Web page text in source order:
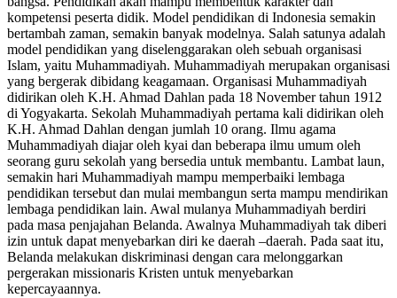
kompetensi peserta didik. Model pendidikan di Indonesia semakin
bertambah zaman, semakin banyak modelnya. Salah satunya adalah
model pendidikan yang diselenggarakan oleh sebuah organisasi
Islam, yaitu Muhammadiyah. Muhammadiyah merupakan organisasi
yang bergerak dibidang keagamaan. Organisasi Muhammadiyah
didirikan oleh K.H. Ahmad Dahlan pada 18 November tahun 1912
di Yogyakarta. Sekolah Muhammadiyah pertama kali didirikan oleh
K.H. Ahmad Dahlan dengan jumlah 10 orang. Ilmu agama
Muhammadiyah diajar oleh kyai dan beberapa ilmu umum oleh
seorang guru sekolah yang bersedia untuk membantu. Lambat laun,
semakin hari Muhammadiyah mampu memperbaiki lembaga
pendidikan tersebut dan mulai membangun serta mampu mendirikan
lembaga pendidikan lain. Awal mulanya Muhammadiyah berdiri
pada masa penjajahan Belanda. Awalnya Muhammadiyah tak diberi
izin untuk dapat menyebarkan diri ke daerah –daerah. Pada saat itu,
Belanda melakukan diskriminasi dengan cara melonggarkan
pergerakan missionaris Kristen untuk menyebarkan
kepercayaannya.